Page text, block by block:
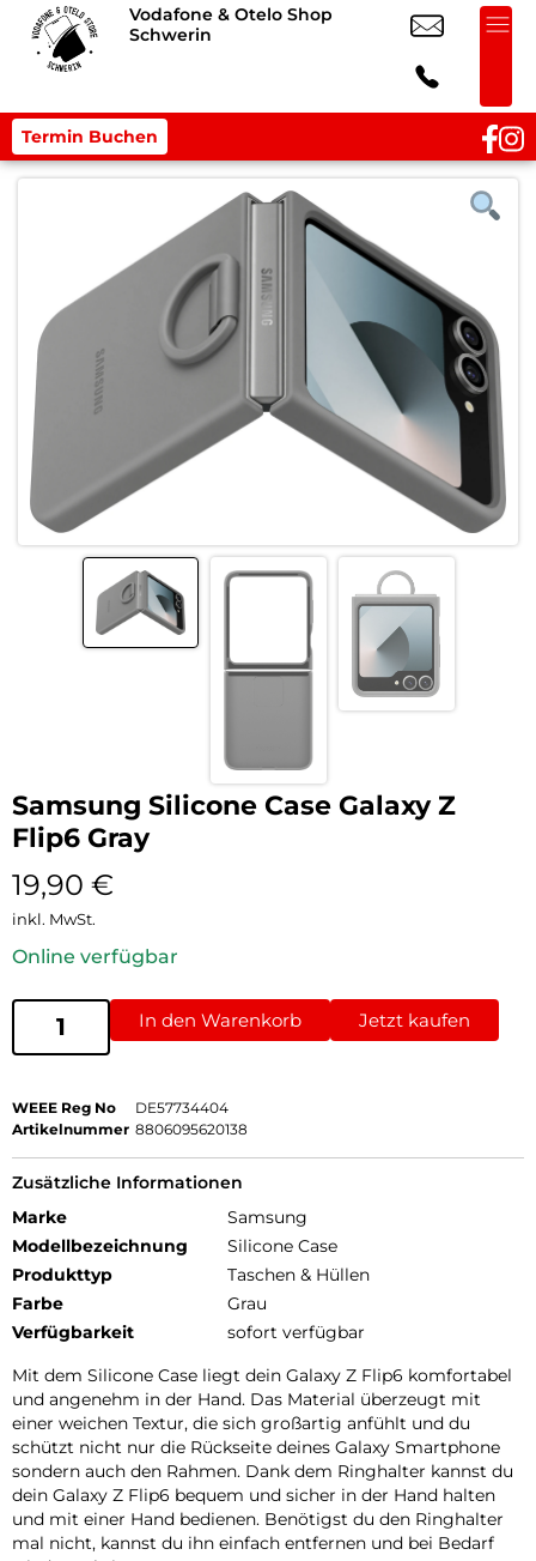
Vodafone & Otelo Shop
Schwerin
Termin Buchen
Samsung Silicone Case Galaxy Z
Flip6 Gray
19,90 €
inkl. MwSt.
Online verfügbar
In den Warenkorb Jetzt kaufen
WEEE Reg No
DE57734404
Artikelnummer 8806095620138
Zusätzliche Informationen
Marke
Samsung
Modellbezeichnung
Silicone Case
Produkttyp
Taschen & Hüllen
Farbe
Grau
Verfügbarkeit
sofort verfügbar
Mit dem Silicone Case liegt dein Galaxy Z Flip6 komfortabel
und angenehm in der Hand. Das Material überzeugt mit
einer weichen Textur, die sich großartig anfühlt und du
schützt nicht nur die Rückseite deines Galaxy Smartphone
sondern auch den Rahmen. Dank dem Ringhalter kannst du
dein Galaxy Z Flip6 bequem und sicher in der Hand halten
und mit einer Hand bedienen. Benötigst du den Ringhalter
mal nicht, kannst du ihn einfach entfernen und bei Bedarf